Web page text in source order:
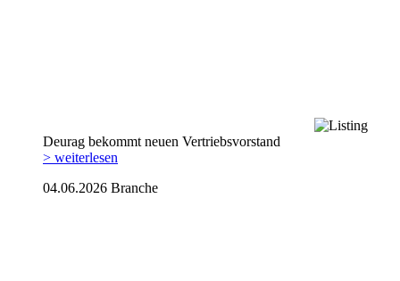
Deurag bekommt neuen Vertriebsvorstand
> weiterlesen
04.06.2026 Branche